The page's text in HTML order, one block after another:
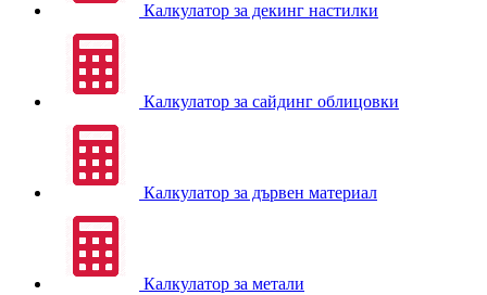
Калкулатор за декинг настилки
Калкулатор за сайдинг облицовки
Калкулатор за дървен материал
Калкулатор за метали